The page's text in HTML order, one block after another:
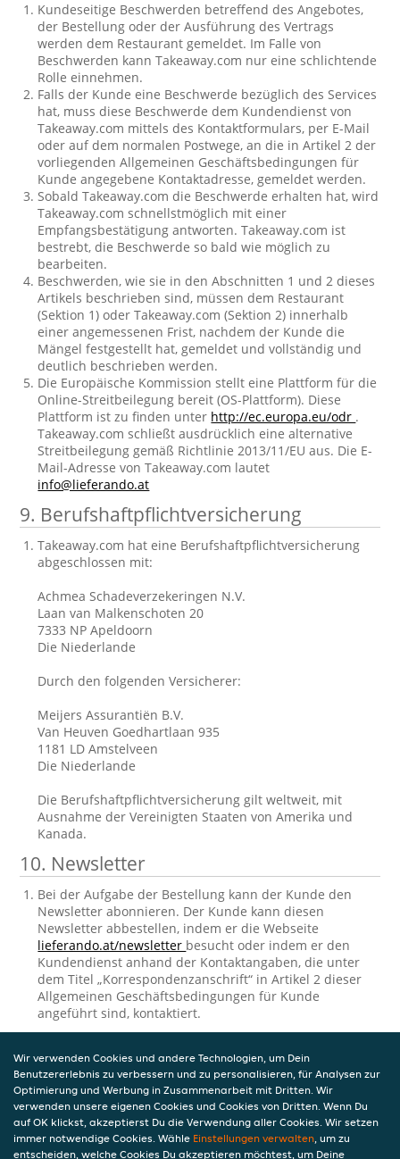
Kundeseitige Beschwerden betreffend des Angebotes,
der Bestellung oder der Ausführung des Vertrags
werden dem Restaurant gemeldet. Im Falle von
Beschwerden kann Takeaway.com nur eine schlichtende
Rolle einnehmen.
Falls der Kunde eine Beschwerde bezüglich des Services
hat, muss diese Beschwerde dem Kundendienst von
Takeaway.com mittels des Kontaktformulars, per E-Mail
oder auf dem normalen Postwege, an die in Artikel 2 der
vorliegenden Allgemeinen Geschäftsbedingungen für
Kunde angegebene Kontaktadresse, gemeldet werden.
Sobald Takeaway.com die Beschwerde erhalten hat, wird
Takeaway.com schnellstmöglich mit einer
Empfangsbestätigung antworten. Takeaway.com ist
bestrebt, die Beschwerde so bald wie möglich zu
bearbeiten.
Beschwerden, wie sie in den Abschnitten 1 und 2 dieses
Artikels beschrieben sind, müssen dem Restaurant
(Sektion 1) oder Takeaway.com (Sektion 2) innerhalb
einer angemessenen Frist, nachdem der Kunde die
Mängel festgestellt hat, gemeldet und vollständig und
deutlich beschrieben werden.
Die Europäische Kommission stellt eine Plattform für die
Online-Streitbeilegung bereit (OS-Plattform). Diese
Plattform ist zu finden unter http://ec.europa.eu/odr .
Takeaway.com schließt ausdrücklich eine alternative
Streitbeilegung gemäß Richtlinie 2013/11/EU aus. Die E-
Mail-Adresse von Takeaway.com lautet
info@lieferando.at
9. Berufshaftpflichtversicherung
Takeaway.com hat eine Berufshaftpflichtversicherung
abgeschlossen mit:
Achmea Schadeverzekeringen N.V.
Laan van Malkenschoten 20
7333 NP Apeldoorn
Die Niederlande
Durch den folgenden Versicherer:
Meijers Assurantiën B.V.
Van Heuven Goedhartlaan 935
1181 LD Amstelveen
Die Niederlande
Die Berufshaftpflichtversicherung gilt weltweit, mit
Ausnahme der Vereinigten Staaten von Amerika und
Kanada.
10. Newsletter
Bei der Aufgabe der Bestellung kann der Kunde den
Newsletter abonnieren. Der Kunde kann diesen
Newsletter abbestellen, indem er die Webseite
lieferando.at/newsletter besucht oder indem er den
Kundendienst anhand der Kontaktangaben, die unter
dem Titel „Korrespondenzanschrift“ in Artikel 2 dieser
Allgemeinen Geschäftsbedingungen für Kunde
angeführt sind, kontaktiert.
gespeicherten personenbezogenen
Daten
Takeaway.com verarbeitet personenbezogene Daten in
Bezug auf den Kunden. Die Verarbeitung
Wir verwenden Cookies und andere Technologien, um Dein
Benutzererlebnis zu verbessern und zu personalisieren, für Analysen zur
Optimierung und Werbung in Zusammenarbeit mit Dritten. Wir
verwenden unsere eigenen Cookies und Cookies von Dritten. Wenn Du
auf OK klickst, akzeptierst Du die Verwendung aller Cookies. Wir setzen
immer notwendige Cookies. Wähle Einstellungen verwalten, um zu
entscheiden, welche Cookies Du akzeptieren möchtest, um Deine